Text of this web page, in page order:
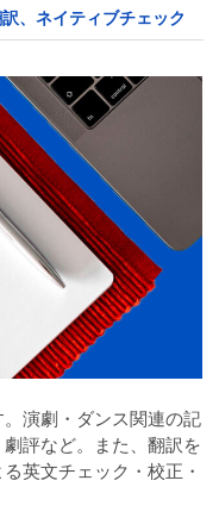
、ネイティブチェック
演劇・ダンス関連の記
評など。また、翻訳を
英文チェック・校正・